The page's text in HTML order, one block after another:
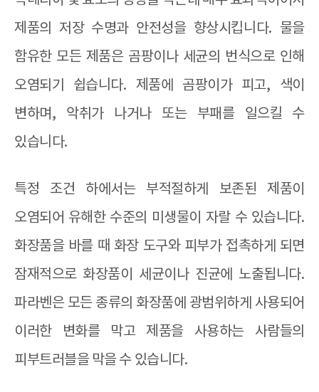
제품의 저장 수명과 안전성을 향상시킵니다. 물을
함유한 모든 제품은 곰팡이나 세균의 번식으로 인해
오염되기 쉽습니다. 제품에 곰팡이가 피고, 색이
변하며, 악취가 나거나 또는 부패를 일으킬 수
있습니다.
특정 조건 하에서는 부적절하게 보존된 제품이
오염되어 유해한 수준의 미생물이 자랄 수 있습니다.
화장품을 바를 때 화장 도구와 피부가 접촉하게 되면
잠재적으로 화장품이 세균이나 진균에 노출됩니다.
파라벤은 모든 종류의 화장품에 광범위하게 사용되어
이러한 변화를 막고 제품을 사용하는 사람들의
피부트러블을 막을 수 있습니다.